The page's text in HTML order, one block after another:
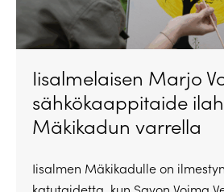
Iisalmelaisen Marjo
sähkökaappitaide
Mäkikadun varrella
Iisalmen Mäkikadulle on